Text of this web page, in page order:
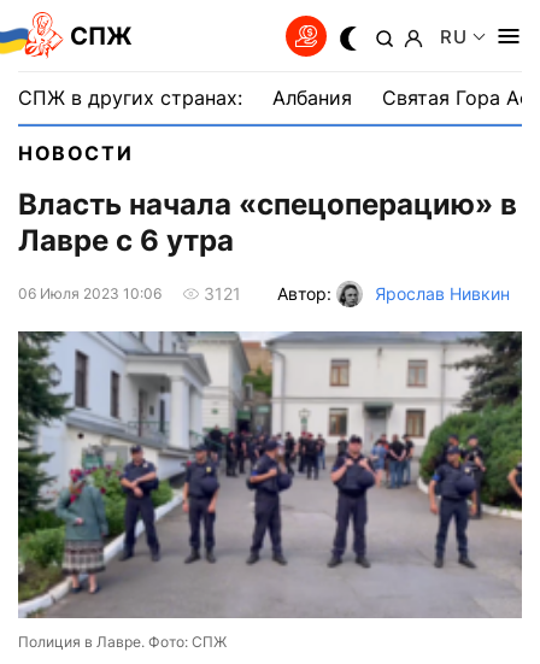
СПЖ RU
СПЖ в других странах: Албания Святая Гора
НОВОСТИ
Власть начала «спецоперацию» в
Лавре с 6 утра
06 Июля 2023 10:06 3121 Автор: Ярослав Нивкин
Полиция в Лавре. Фото: СПЖ